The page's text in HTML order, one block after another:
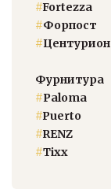
#Fortezza
#Форпост
#Центурион
Фурнитура
#Paloma
#Puerto
#RENZ
#Тixx